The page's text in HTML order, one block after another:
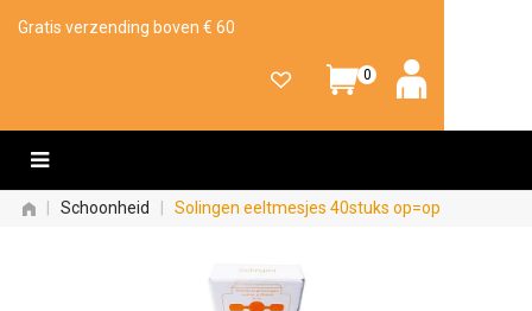
Gratis verzending boven € 60
0
Schoonheid Solingen eeltmesjes 40stuks op=op